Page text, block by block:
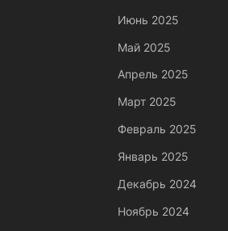
Июнь 2025
Май 2025
Апрель 2025
Март 2025
Февраль 2025
Январь 2025
Декабрь 2024
Ноябрь 2024